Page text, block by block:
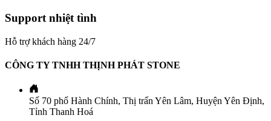
Support nhiệt tình
Hỗ trợ khách hàng 24/7
CÔNG TY TNHH THỊNH PHÁT STONE
Số 70 phố Hành Chính, Thị trấn Yên Lâm, Huyện Yên Định,
Tỉnh Thanh Hoá